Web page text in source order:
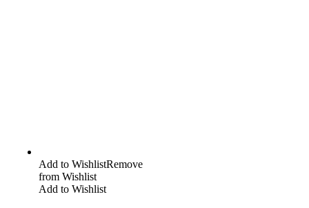
Add to WishlistRemove
from Wishlist
Add to Wishlist